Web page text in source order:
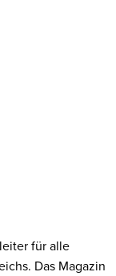
für alle
Das Magazin